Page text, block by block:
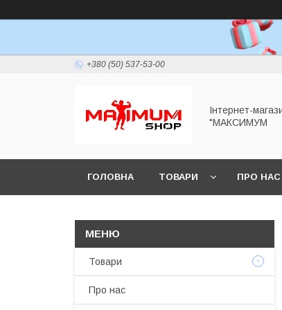
+380 (50) 537-53-00
Інтернет-
"МАКСИМУМ
ГОЛОВНА ТОВАРИ ПРО НАС
Товари
Про нас